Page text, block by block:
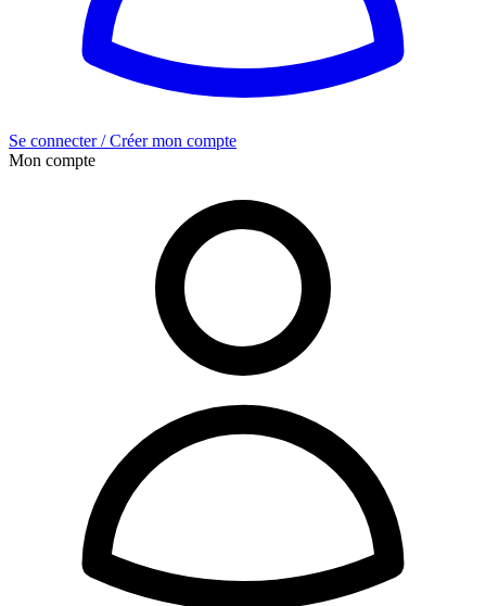
Se connecter / Créer mon compte
Mon compte